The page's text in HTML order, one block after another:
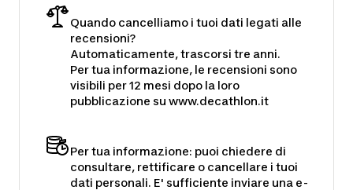
Quando cancelliamo i tuoi dati legati alle
recensioni?
Automaticamente, trascorsi tre anni.
Per tua informazione, le recensioni sono
visibili per 12 mesi dopo la loro
pubblicazione su www.decathlon.it
Per tua informazione: puoi chiedere di
consultare, rettificare o cancellare i tuoi
dati personali. E' sufficiente inviare una e-